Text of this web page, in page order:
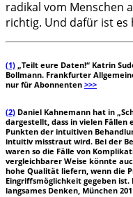
radikal vom Menschen
richtig. Und dafür ist es
(1) „Teilt eure Daten!“ Katrin
Bollmann. Frankfurter
nur für Abonnenten >>>
(2) Daniel Kahnemann hat in
dargestellt, dass in vielen
Punkten der intuitiven
intuitiv misstraut wird. Bei der
waren so die Fälle von
vergleichbarer Weise könnte
hohe Qualität liefern, wenn die
Eingriffsmöglichkeit gegeben ist.
langsames Denken, München